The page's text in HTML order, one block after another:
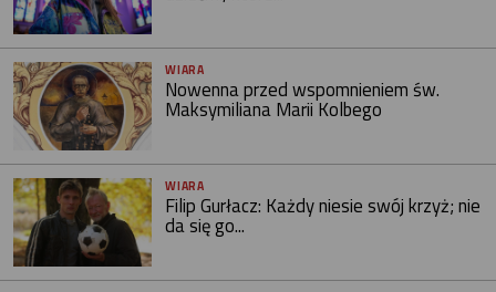
WIARA
Nowenna przed wspomnieniem św.
Maksymiliana Marii Kolbego
WIARA
Filip Gurłacz: Każdy niesie swój krzyż; nie
da się go...